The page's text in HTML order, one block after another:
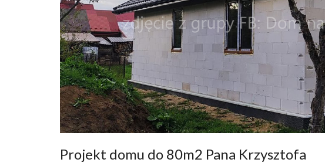
Projekt domu do 80m2 Pana Krzysztofa